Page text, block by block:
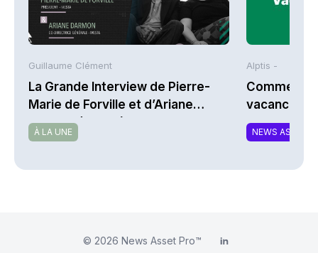
Guillaume Clément
La Grande Interview de Pierre-
Marie de Forville et d’Ariane
Darmon (Ivesta)
À LA UNE
Alptis -
Comment
vacances à
NEWS
© 2026 News Asset Pro™ LinkedIn